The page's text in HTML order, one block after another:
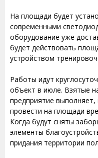
На площади будет
современными
оборудование уже
будет действовать
устройством
Работы идут
объект в июле. Взятые
предприятие
провести на площади
Когда будут сняты
элементы
придания территории